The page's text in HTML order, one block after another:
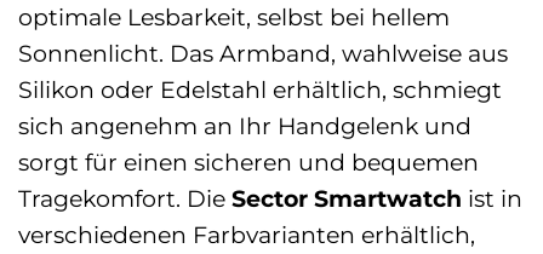
optimale Lesbarkeit, selbst bei hellem
Sonnenlicht. Das Armband, wahlweise aus
Silikon oder Edelstahl erhältlich, schmiegt
sich angenehm an Ihr Handgelenk und
sorgt für einen sicheren und bequemen
Tragekomfort. Die Sector Smartwatch ist in
verschiedenen Farbvarianten erhältlich,